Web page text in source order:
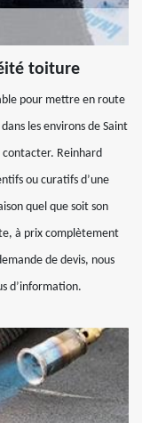
toiture
pour mettre en route
les environs de Saint
contacter. Reinhard
ou curatifs d’une
quel que soit son
à prix complètement
de devis, nous
d’information.